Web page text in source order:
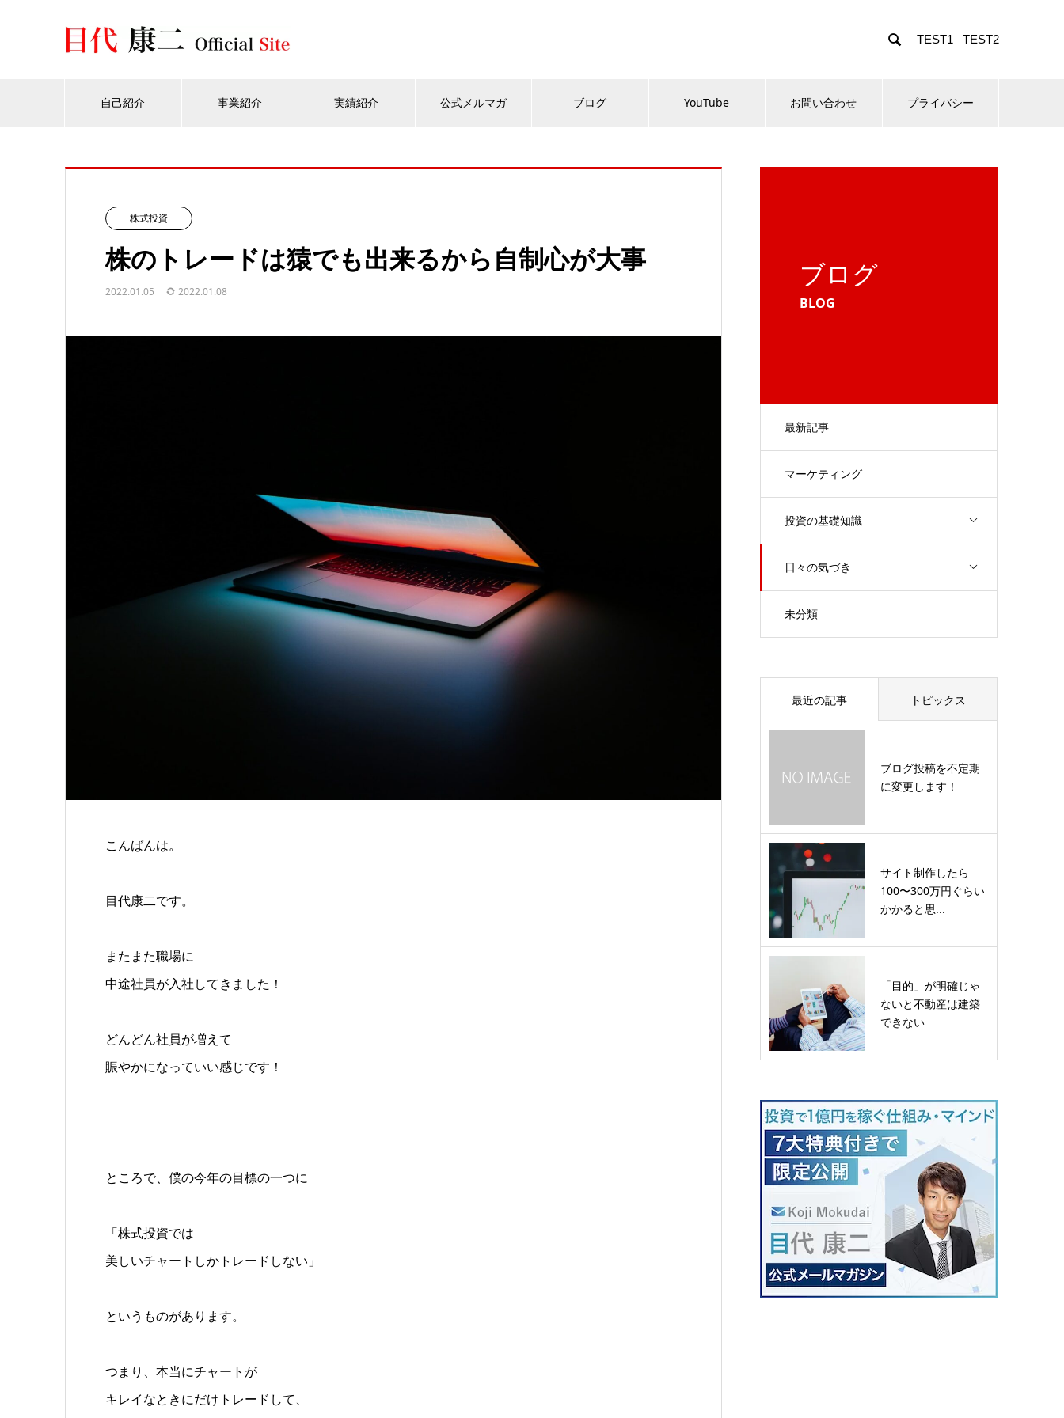
 TEST1 TEST2
自己紹介 事業紹介 実績紹介 公式メルマガ ブログ YouTube お問い合わせ プライバシー
ブログ
BLOG
最新記事
マーケティング
投資の基礎知識
日々の気づき
未分類
株式投資
株のトレードは猿でも出来るから自制心が大事
2022.01.05 2022.01.08
こんばんは。
目代康二です。
またまた職場に
中途社員が入社してきました！
どんどん社員が増えて
賑やかになっていい感じです！
ところで、僕の今年の目標の一つに
「株式投資では
美しいチャートしかトレードしない」
というものがあります。
つまり、本当にチャートが
キレイなときにだけトレードして、
最近の記事 トピックス
ブログ投稿を不定期
に変更します！
サイト制作したら
100〜300万円ぐらい
かかると思...
「目的」が明確じゃ
ないと不動産は建築
できない